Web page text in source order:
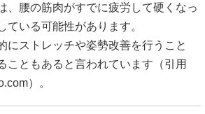
、腰の筋肉がすでに疲労して硬くなっ
ている可能性があります。
にストレッチや姿勢改善を行うこと
こともあると言われています（引用
）。